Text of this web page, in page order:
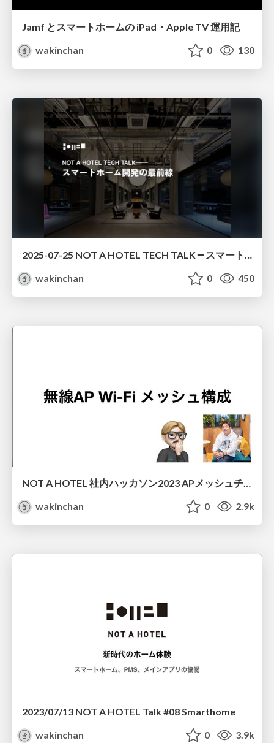
Jamf とスマートホームの iPad・Apple TV 運用記
wakinchan
0 130
2025-07-25 NOT A HOTEL TECH TALK ━ スマートホーム開発の最前線 ━ SOFTWARE
wakinchan
0 450
NOT A HOTEL 社内ハッカソン2023 APメッシュチーム発表資料
wakinchan
0 2.9k
2023/07/13 NOT A HOTEL Talk #08 Smarthome
wakinchan
0 3.9k